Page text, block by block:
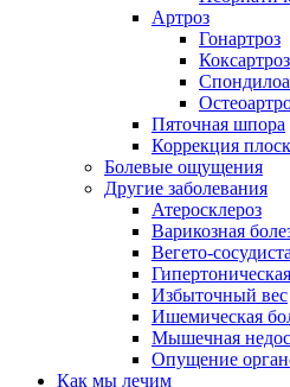
Артроз
Гонартроз
Коксартроз
Пяточная шпора
Коррекция
Болевые ощущения
Другие заболевания
Атеросклероз
Варикозная
Вегето-
Избыточный вес
Ишемическая
Мышечная
Опущение
Как мы лечим